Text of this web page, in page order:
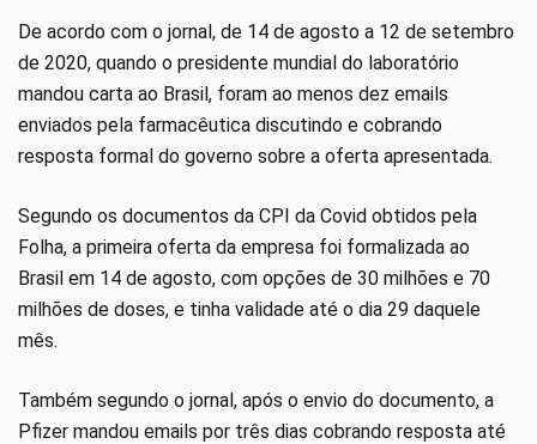
De acordo com o jornal, de 14 de agosto a 12 de setembro
de 2020, quando o presidente mundial do laboratório
mandou carta ao Brasil, foram ao menos dez emails
enviados pela farmacêutica discutindo e cobrando
resposta formal do governo sobre a oferta apresentada.
Segundo os documentos da CPI da Covid obtidos pela
Folha, a primeira oferta da empresa foi formalizada ao
Brasil em 14 de agosto, com opções de 30 milhões e 70
milhões de doses, e tinha validade até o dia 29 daquele
mês.
Também segundo o jornal, após o envio do documento, a
Pfizer mandou emails por três dias cobrando resposta até